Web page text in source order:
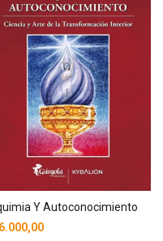
Y Autoconocimiento